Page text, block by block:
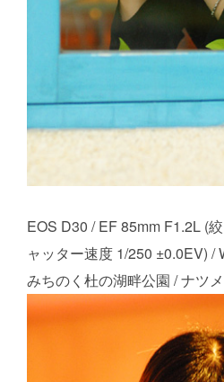
EOS D30 / EF 85mm F1.2L (
ャッター速度 1/250 ±0.0EV) /
みちのく杜の湖畔公園 / ナツ